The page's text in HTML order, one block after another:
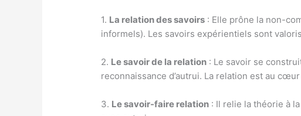
1. La relation des savoirs : Elle prône la non-
informels). Les savoirs expérientiels sont
2. Le savoir de la relation : Le savoir se
reconnaissance d’autrui. La relation est au cœur
3. Le savoir-faire relation : Il relie la théorie à